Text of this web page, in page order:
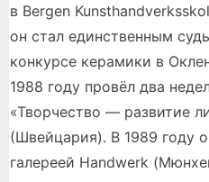
в Bergen
он стал единственным
конкурсе керамики в
1988 году провёл два
«Творчество — развитие
(Швейцария). В 1989 году
галереей Handwerk